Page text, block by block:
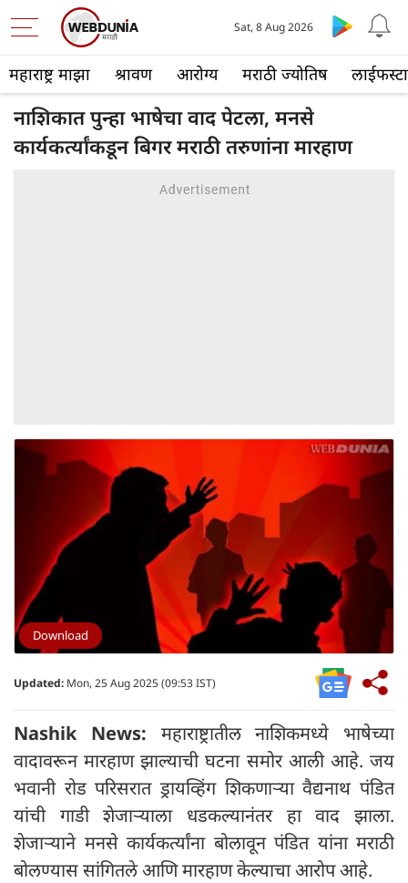
महाराष्ट्र माझा श्रावण आरोग्य मराठी ज्योतिष
Sat, 8 Aug 2026
नाशिकात पुन्हा भाषेचा वाद पेटला, मनसे
कार्यकर्त्यांकडून बिगर मराठी तरुणांना मारहाण
Download
Updated: Mon, 25 Aug 2025 (09:53 IST)
Nashik News: महाराष्ट्रातील नाशिकमध्ये भाषेच्या
वादावरून मारहाण झाल्याची घटना समोर आली आहे. जय
भवानी रोड परिसरात ड्रायव्हिंग शिकणाऱ्या वैद्यनाथ पंडित
यांची गाडी शेजाऱ्याला धडकल्यानंतर हा वाद झाला.
शेजाऱ्याने मनसे कार्यकर्त्यांना बोलावून पंडित यांना मराठी
बोलण्यास सांगितले आणि मारहाण केल्याचा आरोप आहे.